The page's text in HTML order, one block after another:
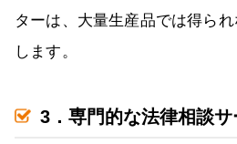
ターは、大量生産品では得ら
します。
3．専門的な法律相談サ